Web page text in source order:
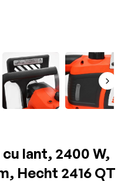
lant, 2400 W,
Hecht 2416 QT